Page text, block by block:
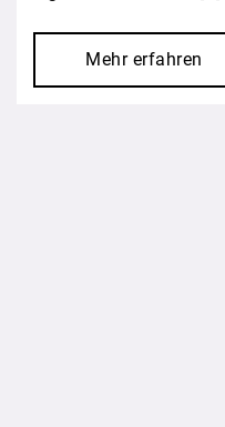
Mehr erfahren